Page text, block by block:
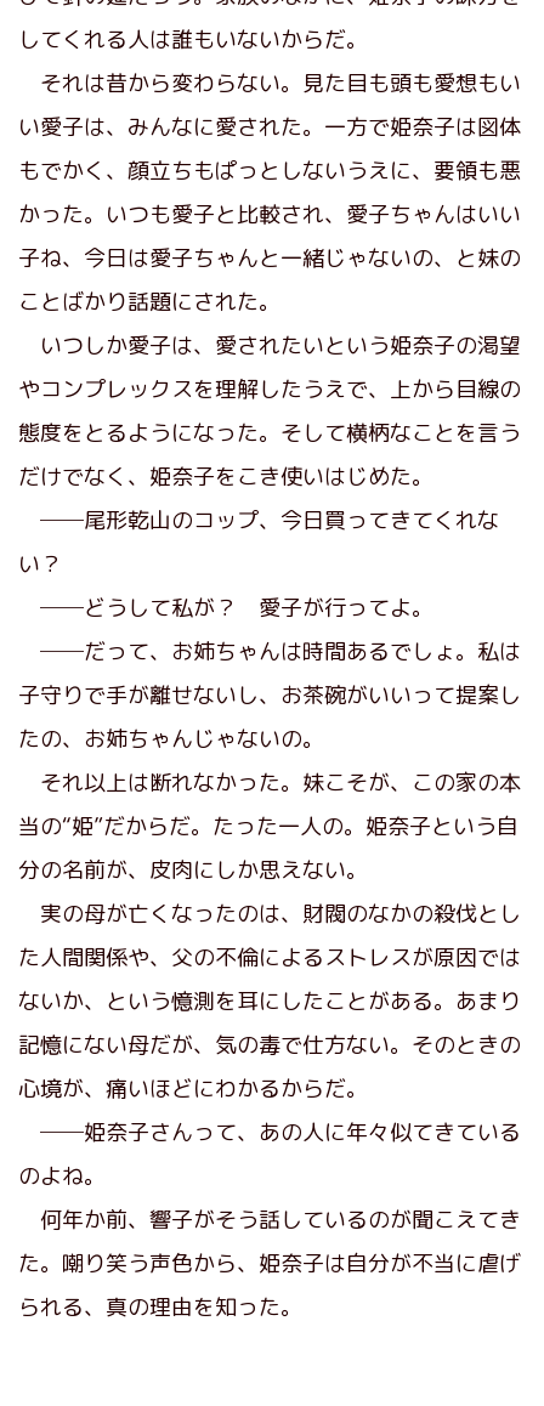
してくれる人は誰もいないからだ。
それは昔から変わらない。見た目も頭も愛想もい
い愛子は、みんなに愛された。一方で姫奈子は図体
もでかく、顔立ちもぱっとしないうえに、要領も悪
かった。いつも愛子と比較され、愛子ちゃんはいい
子ね、今日は愛子ちゃんと一緒じゃないの、と妹の
ことばかり話題にされた。
いつしか愛子は、愛されたいという姫奈子の渇望
やコンプレックスを理解したうえで、上から目線の
態度をとるようになった。そして横柄なことを言う
だけでなく、姫奈子をこき使いはじめた。
──尾形乾山のコップ、今日買ってきてくれな
い？
──どうして私が？ 愛子が行ってよ。
──だって、お姉ちゃんは時間あるでしょ。私は
子守りで手が離せないし、お茶碗がいいって提案し
たの、お姉ちゃんじゃないの。
それ以上は断れなかった。妹こそが、この家の本
当の“姫”だからだ。たった一人の。姫奈子という自
分の名前が、皮肉にしか思えない。
実の母が亡くなったのは、財閥のなかの殺伐とし
た人間関係や、父の不倫によるストレスが原因では
ないか、という憶測を耳にしたことがある。あまり
記憶にない母だが、気の毒で仕方ない。そのときの
心境が、痛いほどにわかるからだ。
──姫奈子さんって、あの人に年々似てきている
のよね。
何年か前、響子がそう話しているのが聞こえてき
た。嘲り笑う声色から、姫奈子は自分が不当に虐げ
られる、真の理由を知った。